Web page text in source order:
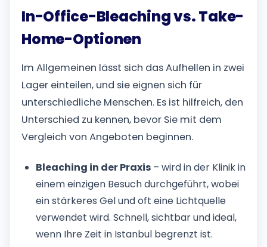
In-Office-Bleaching vs. Take-
Home-Optionen
Im Allgemeinen lässt sich das Aufhellen in zwei
Lager einteilen, und sie eignen sich für
unterschiedliche Menschen. Es ist hilfreich, den
Unterschied zu kennen, bevor Sie mit dem
Vergleich von Angeboten beginnen.
Bleaching in der Praxis – wird in der Klinik in
einem einzigen Besuch durchgeführt, wobei
ein stärkeres Gel und oft eine Lichtquelle
verwendet wird. Schnell, sichtbar und ideal,
wenn Ihre Zeit in Istanbul begrenzt ist.